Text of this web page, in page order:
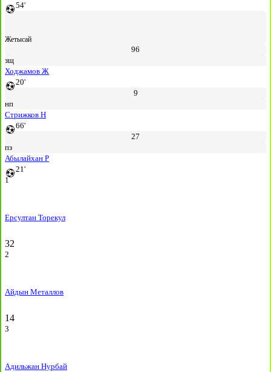
54'
Жетысай
96
зщ
Ходжамов Ж
20'
9
нп
Стрижков Н
66'
27
пз
Абылайхан Р
21'
1
Ерсултан Торекул
32
2
Айдын Металлов
14
3
Адильжан Нурбай